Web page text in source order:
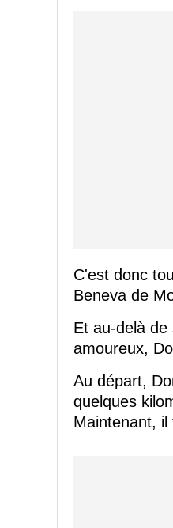
C'est donc
Beneva de
Et au-delà
amoureux,
Au départ,
quelques
Maintenant,